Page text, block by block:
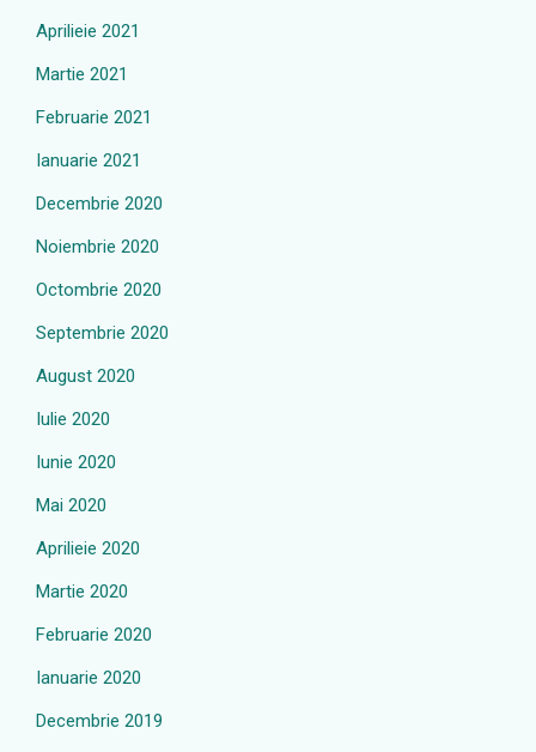
Aprilieie 2021
Martie 2021
Februarie 2021
Ianuarie 2021
Decembrie 2020
Noiembrie 2020
Octombrie 2020
Septembrie 2020
August 2020
Iulie 2020
Iunie 2020
Mai 2020
Aprilieie 2020
Martie 2020
Februarie 2020
Ianuarie 2020
Decembrie 2019